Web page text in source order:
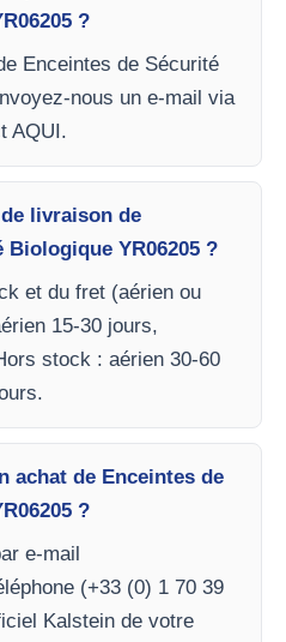
?
Enceintes de Sécurité
nous un e-mail via
AQUI.
livraison de
YR06205 ?
et du fret (aérien ou
15-30 jours,
stock : aérien 30-60
achat de Enceintes de
?
e-mail
(+33 (0) 1 70 39
Kalstein de votre